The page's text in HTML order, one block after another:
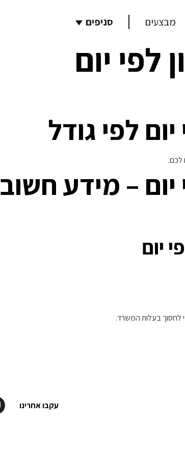
מבצעים סניפים
יום
לפי גודל
לכם.
– מידע חשוב
יום
לחסוך בעלות המשרד.
עקבו אחרינו